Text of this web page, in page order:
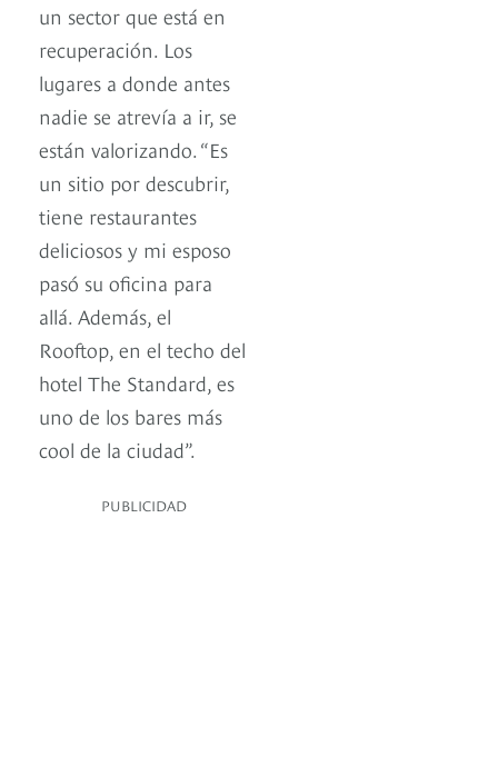
un sector que está en
recuperación. Los
lugares a donde antes
nadie se atrevía a ir, se
están valorizando. “Es
un sitio por descubrir,
tiene restaurantes
deliciosos y mi esposo
pasó su oficina para
allá. Además, el
Rooftop, en el techo del
hotel The Standard, es
uno de los bares más
cool de la ciudad”.
PUBLICIDAD